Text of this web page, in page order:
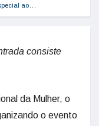
ao…
consiste
da Mulher, o
o evento